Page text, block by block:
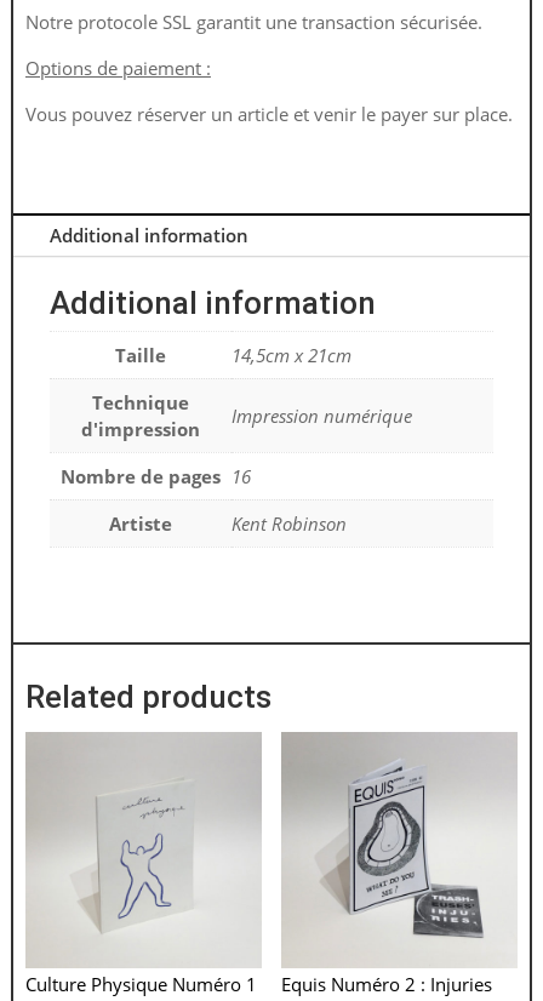
Notre protocole SSL garantit une transaction sécurisée.
Options de paiement :
Vous pouvez réserver un article et venir le payer sur place.
Additional information
Additional information
Taille
14,5cm x 21cm
Technique
d'impression
Impression numérique
Nombre de pages 16
Artiste
Kent Robinson
Related products
Culture Physique Numéro 1
Equis Numéro 2 : Injuries